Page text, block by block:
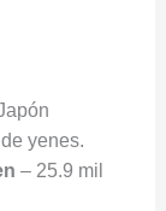
yenes.
– 25.9 mil